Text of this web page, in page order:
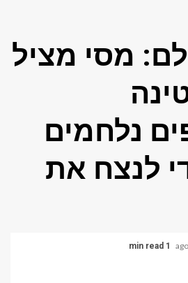
מסי מציל
נלחמים
לנצח את
1 min read